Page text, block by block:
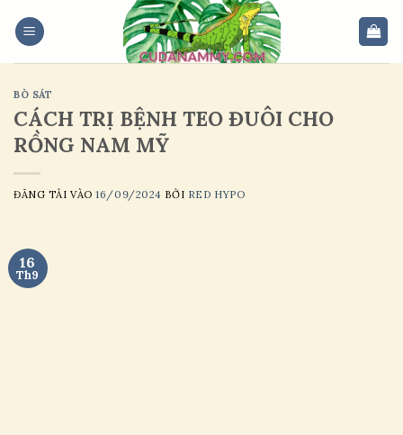
BÒ SÁT
CÁCH TRỊ BỆNH TEO ĐUÔI CHO
RỒNG NAM MỸ
ĐĂNG TẢI VÀO16/09/2024 BỞI RED HYPO
16
Th9